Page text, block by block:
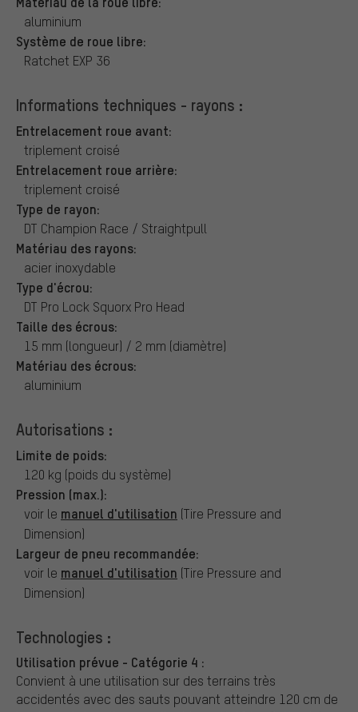
aluminium
Système de roue libre:
Ratchet EXP 36
Informations techniques - rayons :
Entrelacement roue avant:
triplement croisé
Entrelacement roue arrière:
triplement croisé
Type de rayon:
DT Champion Race / Straightpull
Matériau des rayons:
acier inoxydable
Type d'écrou:
DT Pro Lock Squorx Pro Head
Taille des écrous:
15 mm (longueur) / 2 mm (diamètre)
Matériau des écrous:
aluminium
Autorisations :
Limite de poids:
120 kg (poids du système)
Pression (max.):
voir le manuel d'utilisation (Tire Pressure and
Dimension)
Largeur de pneu recommandée:
voir le manuel d'utilisation (Tire Pressure and
Dimension)
Technologies :
Utilisation prévue - Catégorie 4 :
Convient à une utilisation sur des terrains très
accidentés avec des sauts pouvant atteindre 120 cm de